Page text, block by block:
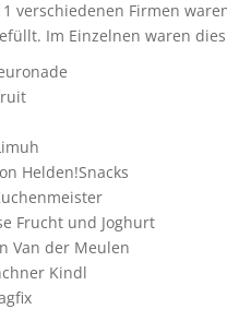
verschiedenen Firmen
Im Einzelnen waren
Helden!Snacks
Frucht und Joghurt
Van der Meulen
Kindl